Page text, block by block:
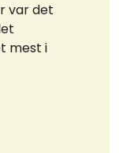
var det
mest i